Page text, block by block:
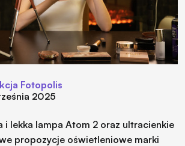
Fotopolis
2025
i lekka lampa Atom 2 oraz ultracienkie
propozycje oświetleniowe marki